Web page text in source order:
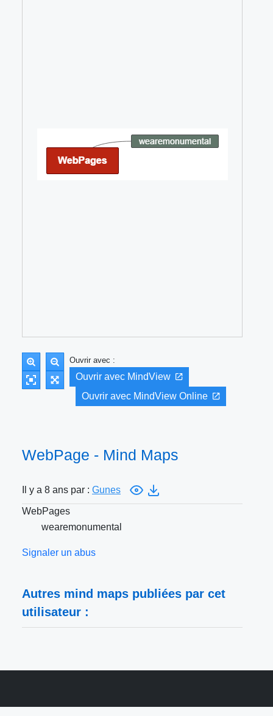
Ouvrir avec :
Ouvrir avec MindView
Ouvrir avec MindView Online
WebPage - Mind Maps
Il y a 8 ans par : Gunes
WebPages
wearemonumental
Signaler un abus
Autres mind maps publiées par cet
utilisateur :